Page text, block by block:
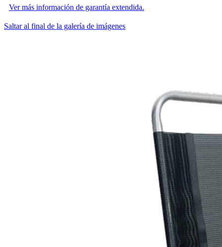
Ver más información de garantía extendida.
Saltar al final de la galería de imágenes